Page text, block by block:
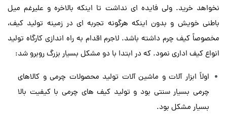
نخواهد خرید. ولی فایده ای نداشت تا اینکه بالاخره و علیرغم میل
باطنی خویش و بدون اینکه هرگونه تجربه ای در زمینه تولید کیف،
مخصوصاً کیف چرم داشته باشد. لاجرم اقدام به راه اندازی کارگاه تولید
انواع کیف اداری نمود. که در ابتدا با دو مشکل بسیار بزرگ روبرو شد:
اولاً ابزار آلات و ماشین آلات تولید محصولات چرمی و کالاهای
چرمی بسیار سنتی بود و تولید کیف های چرمی با کیفیت بالا
بسیار مشکل بود.